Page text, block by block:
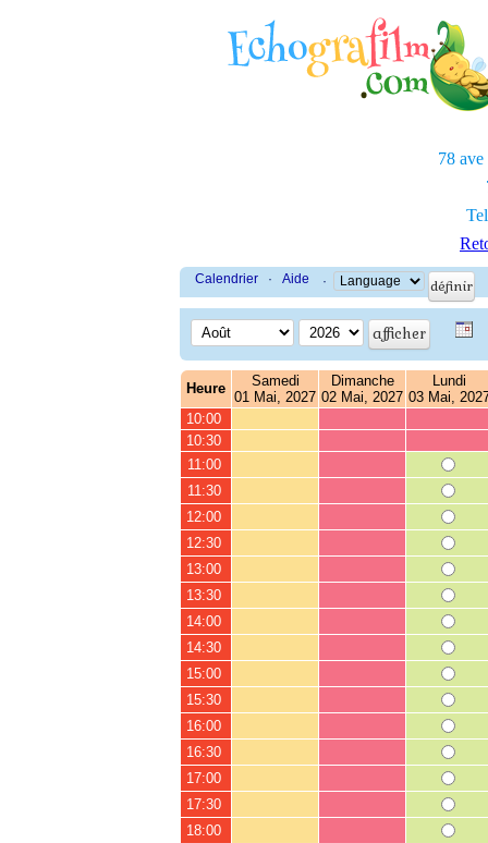
78 ave
Calendrier · Aide ·
Heure
Samedi
01 Mai, 2027
Dimanche
02 Mai, 2027
Lundi
03 Mai,
10:00
10:30
11:00
11:30
12:00
12:30
13:00
13:30
14:00
14:30
15:00
15:30
16:00
16:30
17:00
17:30
18:00